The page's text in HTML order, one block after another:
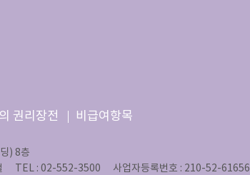
권리장전 비급여항목
) 8층
TEL : 02-552-3500 사업자등록번호 : 210-52-61656